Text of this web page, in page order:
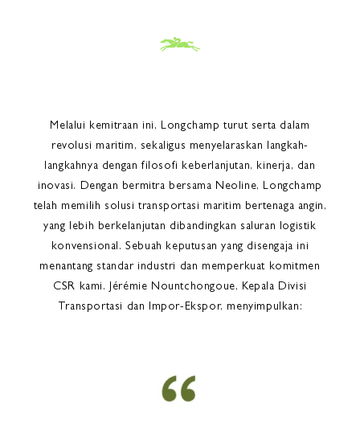
Melalui kemitraan ini, Longchamp turut serta dalam
revolusi maritim, sekaligus menyelaraskan langkah-
langkahnya dengan filosofi keberlanjutan, kinerja, dan
inovasi. Dengan bermitra bersama Neoline, Longchamp
telah memilih solusi transportasi maritim bertenaga angin,
yang lebih berkelanjutan dibandingkan saluran logistik
konvensional. Sebuah keputusan yang disengaja ini
menantang standar industri dan memperkuat komitmen
CSR kami. Jérémie Nountchongoue, Kepala Divisi
Transportasi dan Impor-Ekspor, menyimpulkan: